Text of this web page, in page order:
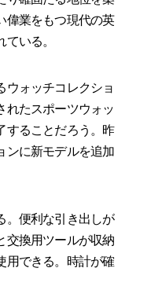
偉業をもつ現代の英
いる。
ォッチコレクショ
れたスポーツウォッ
することだろう。昨
ンに新モデルを追加
。便利な引き出しが
交換用ツールが収納
用できる。時計が確